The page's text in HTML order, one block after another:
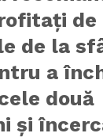
de
de la
a
două
și